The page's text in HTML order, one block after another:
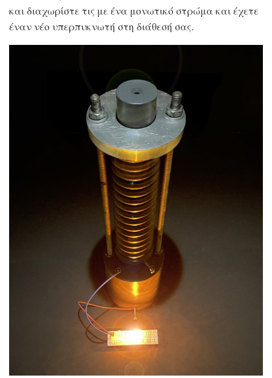
και διαχωρίστε τις με ένα μονωτικό στρώμα και έχετε
έναν νέο υπερπυκνωτή στη διάθεσή σας.